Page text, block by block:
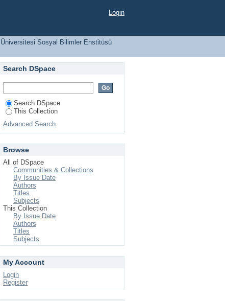
(1999) Login
Sosyal Bilimler Enstitüsü
Search DSpace
Search DSpace
This Collection
Advanced Search
Browse
All of DSpace
Communities & Collections
By Issue Date
Authors
Titles
Subjects
This Collection
By Issue Date
Authors
Titles
Subjects
My Account
Login
Register